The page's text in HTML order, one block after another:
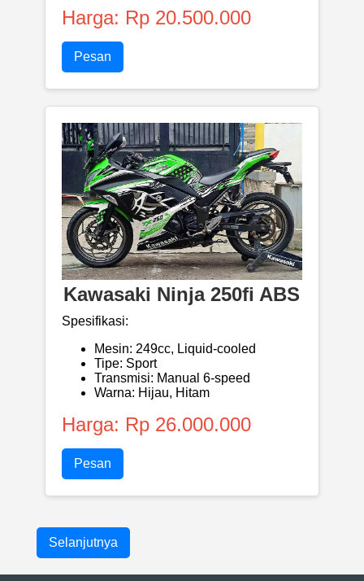
Harga: Rp 20.500.000
Pesan
Kawasaki Ninja 250fi ABS
Spesifikasi:
Mesin: 249cc, Liquid-cooled
Tipe: Sport
Transmisi: Manual 6-speed
Warna: Hijau, Hitam
Harga: Rp 26.000.000
Pesan
Selanjutnya